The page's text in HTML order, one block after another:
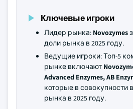
Ключевые игроки
Лидер рынка: Novozymes
доли рынка в 2025 году.
Ведущие игроки: Топ-5
рынке включают
Advanced Enzymes, AB
которые в совокупности
рынка в 2025 году.